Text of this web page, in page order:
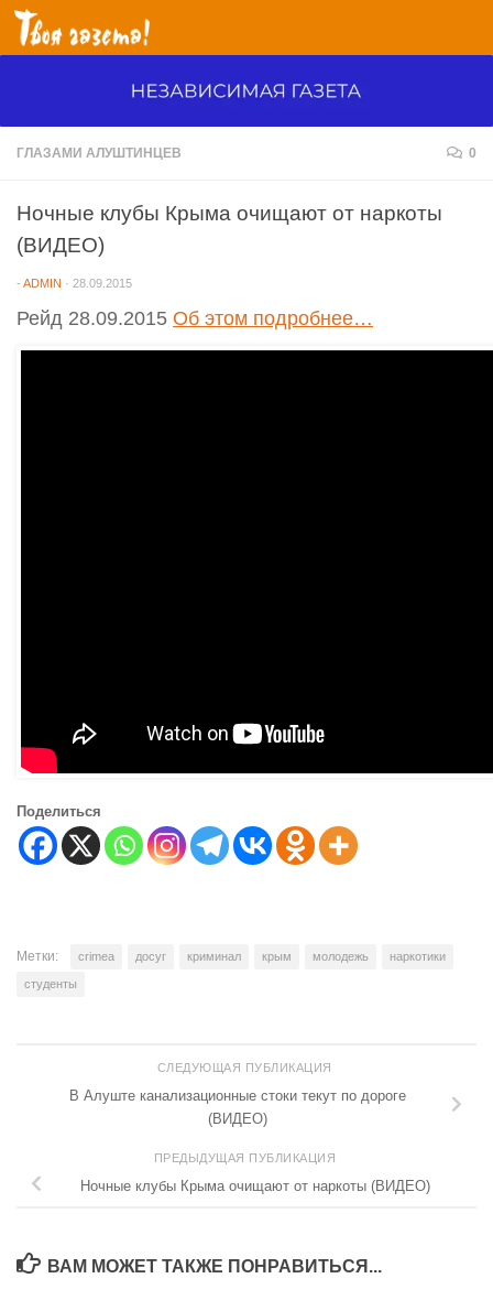
Перейти к содержимому
ГЛАЗАМИ АЛУШТИНЦЕВ 0
Ночные клубы Крыма очищают от наркоты
(ВИДЕО)
- ADMIN · 28.09.2015
Рейд 28.09.2015 Об этом подробнее…
Поделиться
Метки: crimea досуг криминал крым молодежь наркотики
студенты
СЛЕДУЮЩАЯ ПУБЛИКАЦИЯ
В Алуште канализационные стоки текут по дороге
(ВИДЕО)
ПРЕДЫДУЩАЯ ПУБЛИКАЦИЯ
Ночные клубы Крыма очищают от наркоты (ВИДЕО)
ВАМ МОЖЕТ ТАКЖЕ ПОНРАВИТЬСЯ...